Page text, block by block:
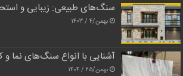
سنگ‌های طبیعی: زیبایی و
بهمن/۴ / ۱۴۰۳
آشنایی با انواع سنگ‌های نما و
بهمن/۲۵ / ۱۴۰۴